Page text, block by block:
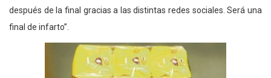
después de la final gracias a las distintas redes sociales. Será una
final de infarto”.